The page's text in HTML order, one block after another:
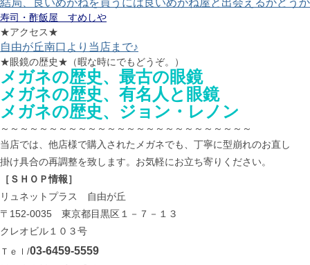
寿司・酢飯屋 すめしや
★アクセス★
自由が丘南口より当店まで♪
★眼鏡の歴史★（暇な時にでもどうぞ。）
メガネの歴史、最古の眼鏡
メガネの歴史、有名人と眼鏡
メガネの歴史、ジョン・レノン
～～～～～～～～～～～～～～～～～～～～～～～～～～
当店では、他店様で購入されたメガネでも、丁寧に型崩れのお直し
掛け具合の再調整を致します。お気軽にお立ち寄りください。
［ＳＨＯＰ情報］
リュネットプラス 自由が丘
〒152-0035 東京都目黒区１－７－１３
クレオビル１０３号
Ｔｅｌ/03-6459-5559